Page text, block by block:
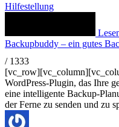
Hilfestellung
Backupbuddy – ein gutes
/ 1333
WordPress-Plugin, das Ihre
eine intelligente Backup-
der Ferne zu senden und zu